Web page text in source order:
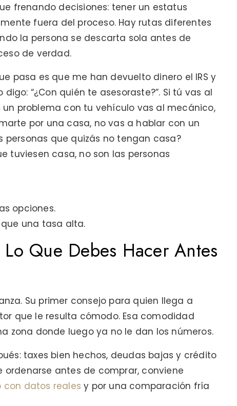
frenando decisiones: tener un estatus
fuera del proceso. Hay rutas diferentes
la persona se descarta sola antes de
de verdad.
pasa es que me han devuelto dinero el IRS y
“¿Con quién te asesoraste?”. Si tú vas al
problema con tu vehículo vas al mecánico,
por una casa, no vas a hablar con un
personas que quizás no tengan casa?
tuviesen casa, no son las personas
opciones.
una tasa alta.
Que Debes Hacer Antes
Su primer consejo para quien llega a
que le resulta cómodo. Esa comodidad
zona donde luego ya no le dan los números.
taxes bien hechos, deudas bajas y crédito
ordenarse antes de comprar, conviene
con datos reales y por una comparación fría